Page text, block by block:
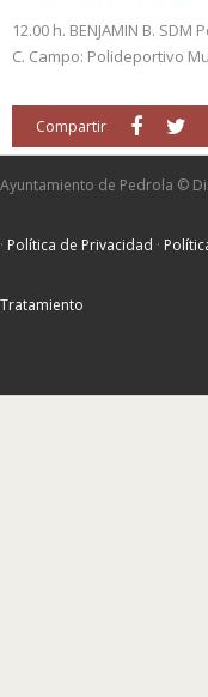
12.00 h. BENJAMIN B. SDM
C. Campo: Polideportivo
Compartir
Ayuntamiento de Pedrola ©
· Política de Privacidad ·
Tratamiento